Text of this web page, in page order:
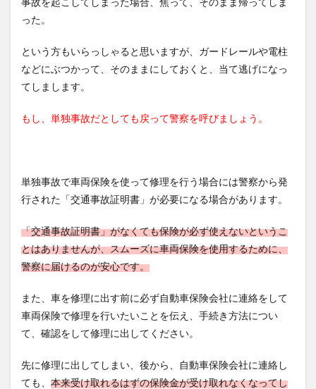
った。
という方もいらっしゃると思いますが、ガードレールや電柱
などにぶつかって、そのままにしておくと、当て逃げになっ
てしまします。
もし、単独事故だとしても戻って警察を呼びましょう。
単独事故で車両保険を使って修理を行う場合には警察から発
行された「交通事故証明書」が必要になる場合があります。
「交通事故証明書」がなくても保険が必ず使えないというこ
とはありませんが、スムーズに車両保険を使用するために、
警察に届けるのが安心です。
また、車を修理に出す前に必ず自動車保険会社に連絡をして
車両保険で修理を行いたいことを伝え、手続き方法につい
て、確認をして修理に出してください。
先に修理に出してしまい、後から、自動車保険会社に連絡し
ても、 本来受け取れるはずの保険金が受け取れなくなってし